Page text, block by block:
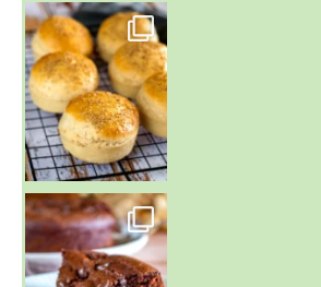
~ BUNS MAISON ~
Un peu de boulange par ici au
~ GÂTEAU FONDANT CHOCO NOISETTE ~
C'est lundi